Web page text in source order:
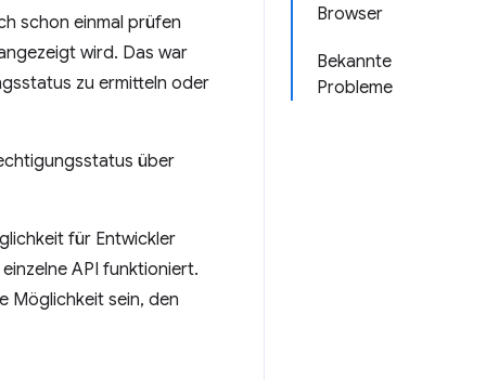
Browser
Bekannte
Probleme
schon einmal prüfen
wird. Das war
zu ermitteln oder
über
für Entwickler
API funktioniert.
Möglichkeit sein, den